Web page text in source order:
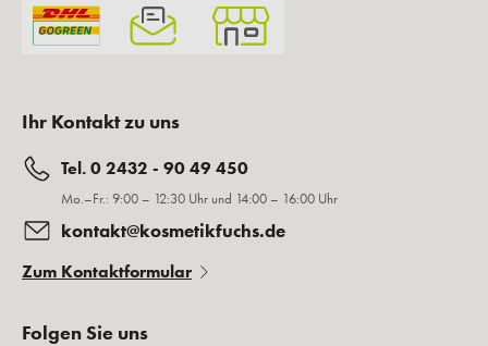
Ihr Kontakt zu uns
Tel. 0 2432 - 90 49 450
Mo.–Fr.: 9:00 – 12:30 Uhr und 14:00 – 16:00 Uhr
kontakt@kosmetikfuchs.de
Zum Kontaktformular
Folgen Sie uns